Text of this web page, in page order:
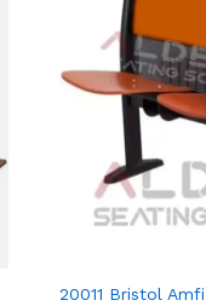
20011 Bristol